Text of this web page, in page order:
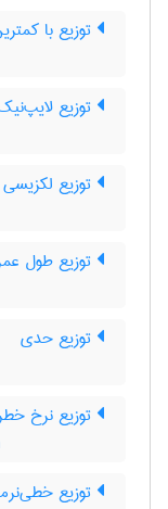
توزیع با
توزیع
توزیع لکزیسی
توزیع طول
توزیع حدی
توزیع نرخ
توزیع